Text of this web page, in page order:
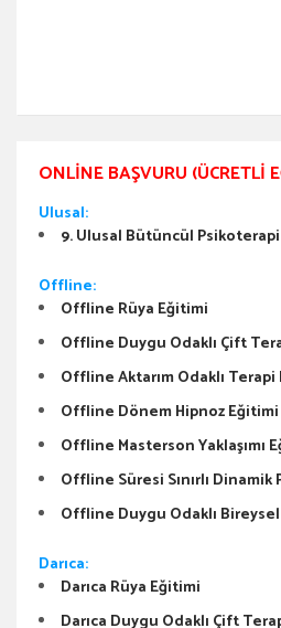
ONLINE BAŞVURU (ÜCRETLI
Ulusal:
9. Ulusal Bütüncül Psikoterapi
Offline:
Offline Rüya Eğitimi
Offline Duygu Odaklı Çift
Offline Aktarım Odaklı
Offline Dönem Hipnoz Eğitimi
Offline Masterson Yaklaşımı
Offline Süresi Sınırlı
Offline Duygu Odaklı
Darıca:
Darıca Rüya Eğitimi
Darıca Duygu Odaklı Çift